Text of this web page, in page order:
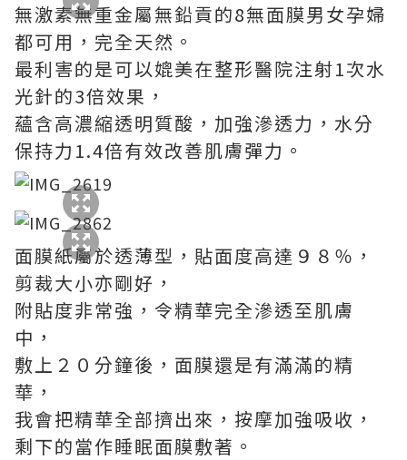
無激素無重金屬無鉛貢的8無面膜男女孕婦
都可用，完全天然。
最利害的是可以媲美在整形醫院注射1次水
光針的3倍效果，
蘊含高濃縮透明質酸，加強滲透力，水分
保持力1.4倍有效改善肌膚彈力。
面膜紙屬於透薄型，貼面度高達９８％，
剪裁大小亦剛好，
附貼度非常強，令精華完全滲透至肌膚
中，
敷上２０分鐘後，面膜還是有滿滿的精
華，
我會把精華全部擠出來，按摩加強吸收，
剩下的當作睡眠面膜敷著。